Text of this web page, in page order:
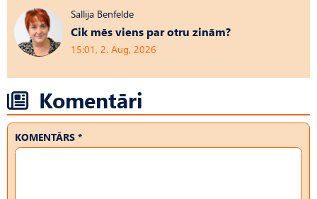
Sallija Benfelde
Cik mēs viens par otru zinām?
15:01, 2. Aug, 2026
Komentāri
KOMENTĀRS *